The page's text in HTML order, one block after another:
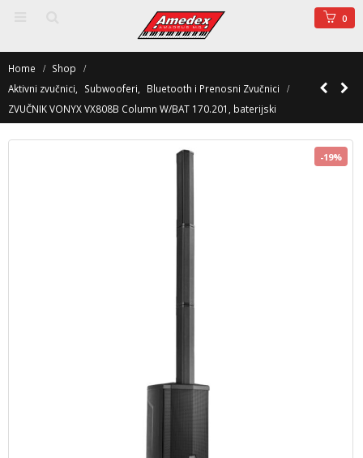
0
Home
Shop
Aktivni zvučnici
Subwooferi
Bluetooth i Prenosni Zvučnici
ZVUČNIK VONYX VX808B Column W/BAT 170.201, baterijski
-19%